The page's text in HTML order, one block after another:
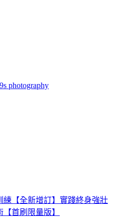
photography
練【全新增訂】實踐終身強壯
首刷限量版】